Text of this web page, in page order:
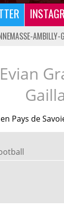
AMBILLY-
Pays de